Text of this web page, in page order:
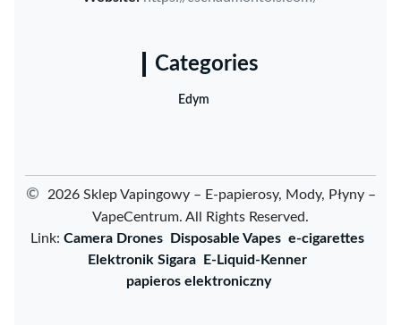
Categories
Edym
©
2026 Sklep Vapingowy – E-papierosy, Mody, Płyny –
VapeCentrum. All Rights Reserved.
Link: Camera Drones Disposable Vapes e-cigarettes
Elektronik Sigara
E-Liquid-Kenner
papieros elektroniczny